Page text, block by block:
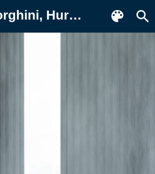
Tecnica, 2023 Обои